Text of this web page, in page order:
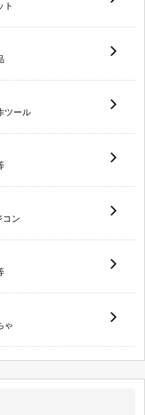
076513063894
031445041150
031445024993
ト
ツール
コン
ゃ